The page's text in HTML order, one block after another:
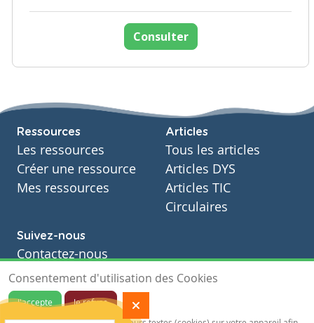
Consulter
Ressources
Les ressources
Créer une ressource
Mes ressources
Articles
Tous les articles
Articles DYS
Articles TIC
Circulaires
Suivez-nous
Contactez-nous
Soutien scolaire
Notre page Facebook
Consentement d'utilisation des Cookies
J'accepte
Je refuse